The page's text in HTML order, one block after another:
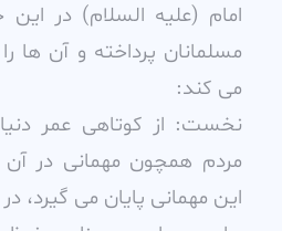
امام (عليه السلام) در اين
مسلمانان پرداخته و آن ها
مى کند:
نخست: از کوتاهى عمر
مردم همچون مهمانى در
اين مهمانى پايان مى گيرد،